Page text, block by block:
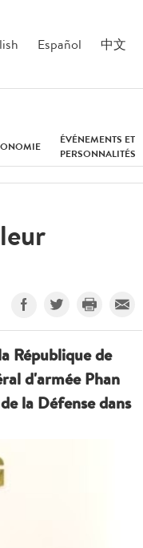
Español 中文
ÉVÉNEMENTS ET
PERSONNALITÉS
République de
d'armée Phan
la Défense dans